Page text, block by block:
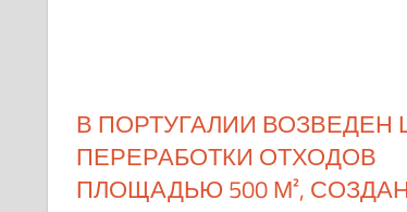
В ПОРТУГАЛИИ ВОЗВЕДЕН
ПЕРЕРАБОТКИ ОТХОДОВ
ПЛОЩАДЬЮ 500 М²,